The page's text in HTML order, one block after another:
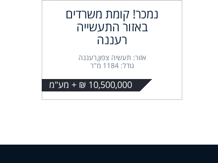
נמכר! קומת משרדים
באזור התעשייה
רעננה
אזור: תעשיה צפון,רעננה
גודל: 1184 מ"ר
10,500,000 ₪ + מע"מ